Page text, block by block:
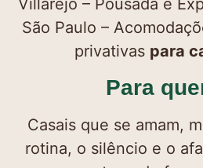
Villarejo – Pousada e
São Paulo –
privativas para
Para
Casais que se amam,
rotina, o silêncio e o